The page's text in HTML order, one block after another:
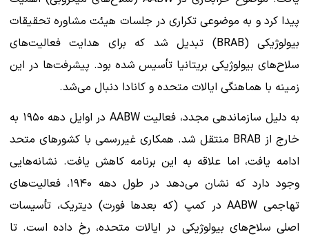
پیدا کرد و به موضوعی تکراری در جلسات هیئت مشاوره تحقیقات
بیولوژیکی (BRAB) تبدیل شد که برای هدایت فعالیت‌های
سلاح‌های بیولوژیکی بریتانیا تأسیس شده بود. پیشرفت‌ها در این
زمینه با هماهنگی ایالات متحده و کانادا دنبال می‌شد.
به دلیل سازماندهی مجدد، فعالیت AABW در اوایل دهه ۱۹۵۰ به
خارج از BRAB منتقل شد. همکاری غیررسمی با کشورهای متحد
ادامه یافت، اما علاقه به این برنامه کاهش یافت. نشانه‌هایی
وجود دارد که نشان می‌دهد در طول دهه ۱۹۴۰، فعالیت‌های
تهاجمی AABW در کمپ (که بعدها فورت) دیتریک، تأسیسات
اصلی سلاح‌های بیولوژیکی در ایالات متحده، رخ داده است. تا